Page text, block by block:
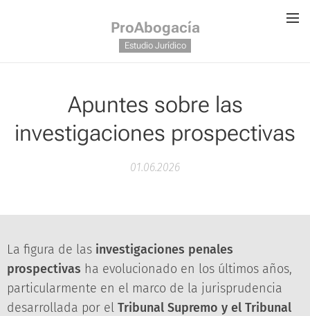
ProAbogacía
Estudio Jurídico
Apuntes sobre las
investigaciones prospectivas
01.06.2026
La figura de las investigaciones penales
prospectivas ha evolucionado en los últimos años,
particularmente en el marco de la jurisprudencia
desarrollada por el Tribunal Supremo y el Tribunal